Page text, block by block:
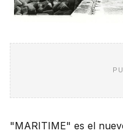
"MARITIME" es el